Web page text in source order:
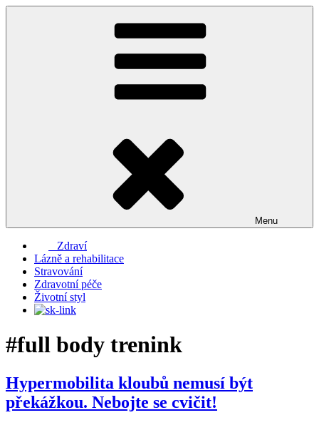
Přejít
Menu
Zdraví
Lázně a rehabilitace
Stravování
Zdravotní péče
Životní styl
#full body trenink
Hypermobilita kloubů nemusí být
překážkou. Nebojte se cvičit!